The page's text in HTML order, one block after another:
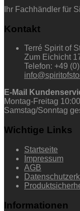
Ihr Fachhändler für
Kontakt
Terré Spirit of
Zum Eichicht
Telefon: +49
E-Mail
Montag-Freitag
Samstag/Sonntag
Wichtige Links
Startseite
Impressum
AGB
Informationen